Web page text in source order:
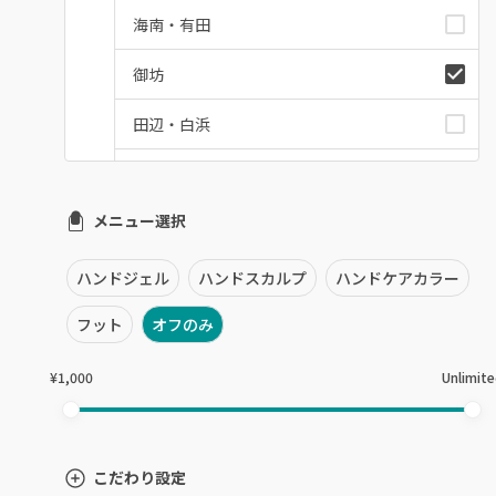
海南・有田
御坊
田辺・白浜
和歌山県その他
メニュー選択
ハンドジェル ハンドスカルプ ハンドケアカラー
フット オフのみ
¥1,000
こだわり設定